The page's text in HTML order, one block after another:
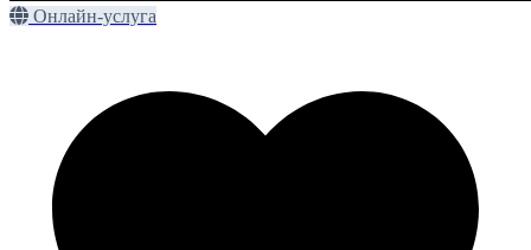
Онлайн-услуга